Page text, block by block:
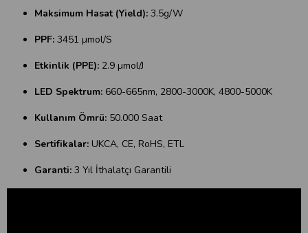
Maksimum Hasat (Yield): 3.5g/W
PPF: 3451 µmol/S
Etkinlik (PPE): 2.9 µmol/J
LED Spektrum: 660-665nm, 2800-3000K, 4800-5000K
Kullanım Ömrü: 50.000 Saat
Sertifikalar: UKCA, CE, RoHS, ETL
Garanti: 3 Yıl İthalatçı Garantili